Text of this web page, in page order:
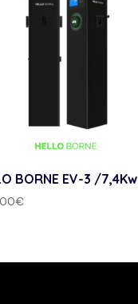
BORNE EV-3 /7,4Kw
€